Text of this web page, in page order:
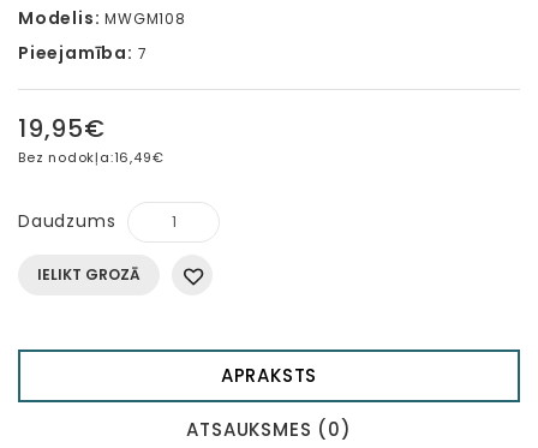
Modelis: MWGM108
Pieejamība: 7
19,95€
Bez nodokļa:16,49€
Daudzums
IELIKT GROZĀ
APRAKSTS
ATSAUKSMES (0)